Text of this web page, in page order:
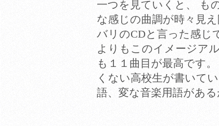
一つを見ていくと、 も
な感じの曲調が時々見
バリのCDと言った感じ
よりもこのイメージア
も１１曲目が最高です
くない高校生が書いて
語、変な音楽用語があ